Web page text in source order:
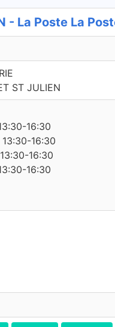
- La Poste La
ST JULIEN
16:30
16:30
16:30
16:30